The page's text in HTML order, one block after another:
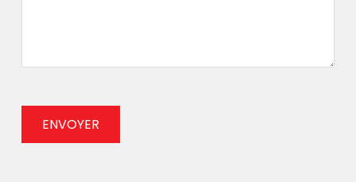
ENVOYER